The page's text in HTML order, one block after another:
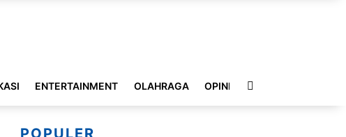
ENTERTAINMENT OLAHRAGA OPINI INDEKS
POPULER